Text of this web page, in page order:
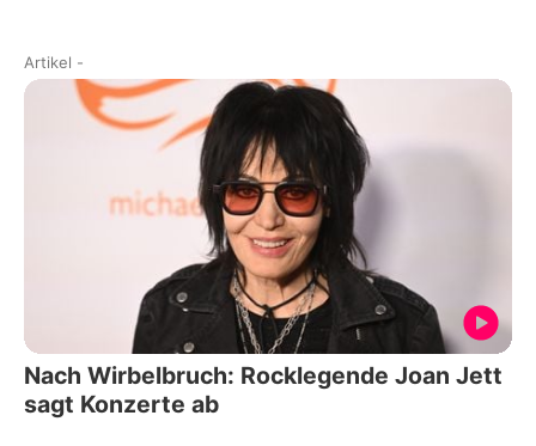
Artikel -
Nach Wirbelbruch: Rocklegende Joan Jett
sagt Konzerte ab